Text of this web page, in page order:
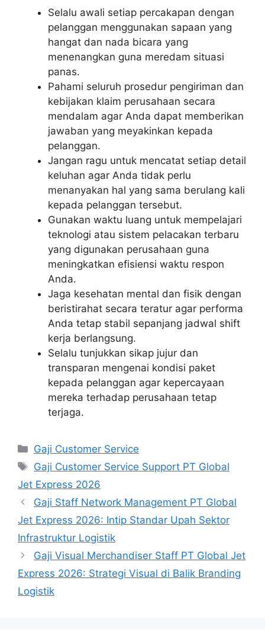
Selalu awali setiap percakapan dengan
pelanggan menggunakan sapaan yang
hangat dan nada bicara yang
menenangkan guna meredam situasi
panas.
Pahami seluruh prosedur pengiriman dan
kebijakan klaim perusahaan secara
mendalam agar Anda dapat memberikan
jawaban yang meyakinkan kepada
pelanggan.
Jangan ragu untuk mencatat setiap detail
keluhan agar Anda tidak perlu
menanyakan hal yang sama berulang kali
kepada pelanggan tersebut.
Gunakan waktu luang untuk mempelajari
teknologi atau sistem pelacakan terbaru
yang digunakan perusahaan guna
meningkatkan efisiensi waktu respon
Anda.
Jaga kesehatan mental dan fisik dengan
beristirahat secara teratur agar performa
Anda tetap stabil sepanjang jadwal shift
kerja berlangsung.
Selalu tunjukkan sikap jujur dan
transparan mengenai kondisi paket
kepada pelanggan agar kepercayaan
mereka terhadap perusahaan tetap
terjaga.
Kategori
Gaji Customer Service
Tag
Gaji Customer Service Support PT Global
Jet Express 2026
Gaji Staff Network Management PT Global
Jet Express 2026: Intip Standar Upah Sektor
Infrastruktur Logistik
Gaji Visual Merchandiser Staff PT Global Jet
Express 2026: Strategi Visual di Balik Branding
Logistik